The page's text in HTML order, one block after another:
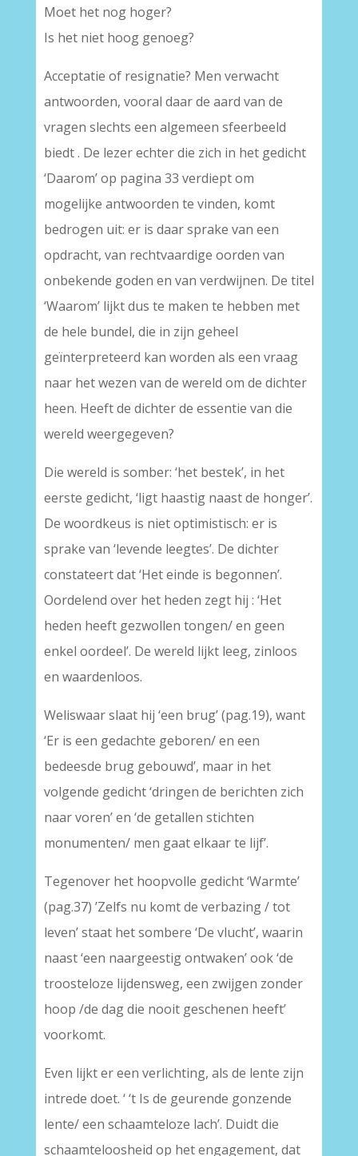
Moet het nog hoger?
Is het niet hoog genoeg?
Acceptatie of resignatie? Men verwacht
antwoorden, vooral daar de aard van de
vragen slechts een algemeen sfeerbeeld
biedt . De lezer echter die zich in het gedicht
‘Daarom’ op pagina 33 verdiept om
mogelijke antwoorden te vinden, komt
bedrogen uit: er is daar sprake van een
opdracht, van rechtvaardige oorden van
onbekende goden en van verdwijnen. De titel
‘Waarom’ lijkt dus te maken te hebben met
de hele bundel, die in zijn geheel
geïnterpreteerd kan worden als een vraag
naar het wezen van de wereld om de dichter
heen. Heeft de dichter de essentie van die
wereld weergegeven?
Die wereld is somber: ‘het bestek’, in het
eerste gedicht, ‘ligt haastig naast de honger’.
De woordkeus is niet optimistisch: er is
sprake van ‘levende leegtes’. De dichter
constateert dat ‘Het einde is begonnen’.
Oordelend over het heden zegt hij : ‘Het
heden heeft gezwollen tongen/ en geen
enkel oordeel’. De wereld lijkt leeg, zinloos
en waardenloos.
Weliswaar slaat hij ‘een brug’ (pag.19), want
‘Er is een gedachte geboren/ en een
bedeesde brug gebouwd’, maar in het
volgende gedicht ‘dringen de berichten zich
naar voren’ en ‘de getallen stichten
monumenten/ men gaat elkaar te lijf’.
Tegenover het hoopvolle gedicht ‘Warmte’
(pag.37) ’Zelfs nu komt de verbazing / tot
leven’ staat het sombere ‘De vlucht’, waarin
naast ‘een naargeestig ontwaken’ ook ‘de
troosteloze lijdensweg, een zwijgen zonder
hoop /de dag die nooit geschenen heeft’
voorkomt.
Even lijkt er een verlichting, als de lente zijn
intrede doet. ‘ ‘t Is de geurende gonzende
lente/ een schaamteloze lach’. Duidt die
schaamteloosheid op het engagement, dat